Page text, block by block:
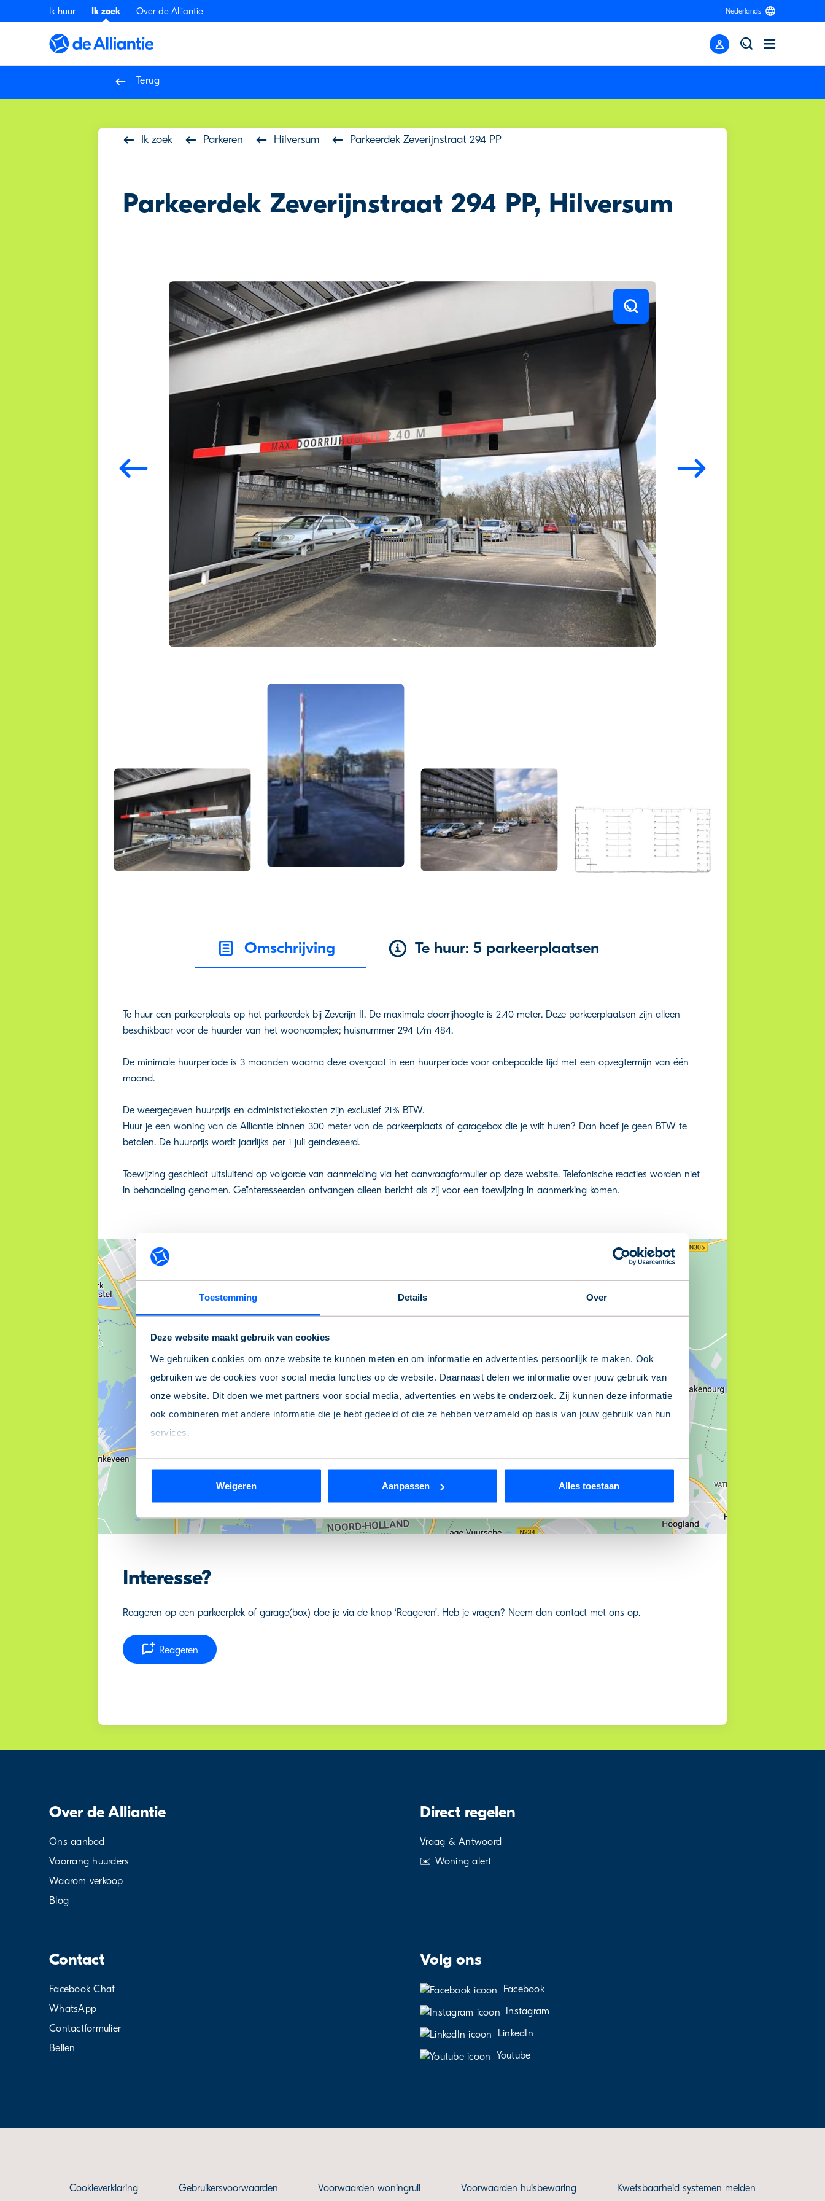
Toestemming Details Over
Deze website maakt gebruik van cookies
We gebruiken cookies om onze website te kunnen meten en om informatie en advertenties persoonlijk te maken. Ook
gebruiken we de cookies voor social media functies op de website. Daarnaast delen we informatie over jouw gebruik van
onze website. Dit doen we met partners voor social media, advertenties en website onderzoek. Zij kunnen deze informatie
ook combineren met andere informatie die je hebt gedeeld of die ze hebben verzameld op basis van jouw gebruik van hun
services.
Wil je je keuze aanpassen of je toestemming intrekken? Dat kan op elk moment via de link ‘cookieverklaring’ onderaan
We werken samen met 9 derdendie uw gegevens kunnen ontvangen en verwerken.
Weigeren Aanpassen Alles toestaan
Ik huur Ik zoek Over de Alliantie Nederlands
Terug
Ik zoek Parkeren Hilversum Parkeerdek Zeverijnstraat 294 PP
Parkeerdek Zeverijnstraat 294 PP, Hilversum
Omschrijving Te huur: 5 parkeerplaatsen
Te huur een parkeerplaats op het parkeerdek bij Zeverijn II. De maximale doorrijhoogte is 2,40 meter. Deze parkeerplaatsen zijn alleen
beschikbaar voor de huurder van het wooncomplex; huisnummer 294 t/m 484.
De minimale huurperiode is 3 maanden waarna deze overgaat in een huurperiode voor onbepaalde tijd met een opzegtermijn van één
maand.
De weergegeven huurprijs en administratiekosten zijn exclusief 21% BTW.
Huur je een woning van de Alliantie binnen 300 meter van de parkeerplaats of garagebox die je wilt huren? Dan hoef je geen BTW te
betalen. De huurprijs wordt jaarlijks per 1 juli geïndexeerd.
Toewijzing geschiedt uitsluitend op volgorde van aanmelding via het aanvraagformulier op deze website. Telefonische reacties worden niet
in behandeling genomen. Geïnteresseerden ontvangen alleen bericht als zij voor een toewijzing in aanmerking komen.
Locatie tonen
Interesse?
Reageren op een parkeerplek of garage(box) doe je via de knop ‘Reageren’. Heb je vragen? Neem dan contact met ons op.
Reageren
Over de Alliantie
Ons aanbod
Voorrang huurders
Waarom verkoop
Blog
Direct regelen
Vraag & Antwoord
✉️ Woning alert
Contact
Facebook Chat
WhatsApp
Contactformulier
Bellen
Volg ons
Facebook
Instagram
LinkedIn
Youtube
Cookieverklaring Gebruikersvoorwaarden Voorwaarden woningruil Voorwaarden huisbewaring Kwetsbaarheid systemen melden